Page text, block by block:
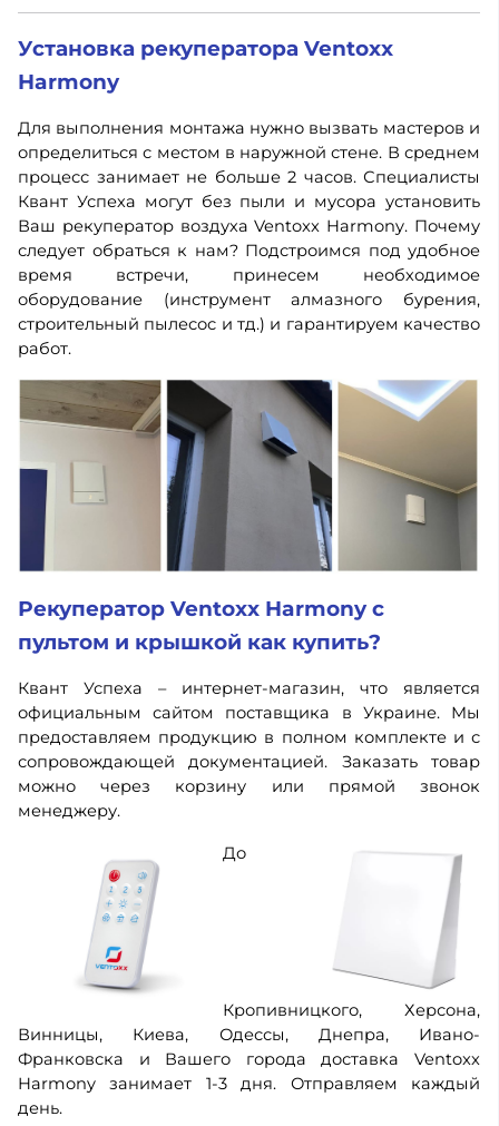
Установка рекуператора Ventoxx
Harmony
Для выполнения монтажа нужно вызвать мастеров и
определиться с местом в наружной стене. В среднем
процесс занимает не больше 2 часов. Специалисты
Квант Успеха могут без пыли и мусора установить
Ваш рекуператор воздуха Ventoxx Harmony. Почему
следует обраться к нам? Подстроимся под удобное
время встречи, принесем необходимое
оборудование (инструмент алмазного бурения,
строительный пылесос и тд.) и гарантируем качество
работ.
Рекуператор Ventoxx Harmony с
пультом и крышкой как купить?
Квант Успеха – интернет-магазин, что является
официальным сайтом поставщика в Украине. Мы
предоставляем продукцию в полном комплекте и с
сопровождающей документацией. Заказать товар
можно через корзину или прямой звонок
менеджеру.
До
Кропивницкого, Херсона,
Винницы, Киева, Одессы, Днепра, Ивано-
Франковска и Вашего города доставка Ventoxx
Harmony занимает 1-3 дня. Отправляем каждый
день.